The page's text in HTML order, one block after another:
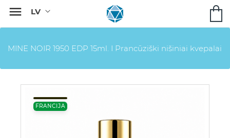

MINE NOIR 1950 EDP 15ml. I Prancūziški nišiniai kvepalai
FRANCIJA